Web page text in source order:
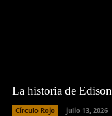
La historia de
Círculo Rojo julio 13, 2026